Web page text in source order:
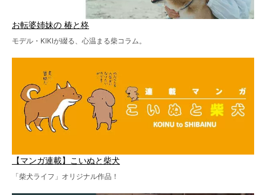
お転婆姉妹の 椿と柊
モデル・KIKIが綴る、心温まる柴コラム。
【マンガ連載】こいぬと柴犬
「柴犬ライフ」オリジナル作品！